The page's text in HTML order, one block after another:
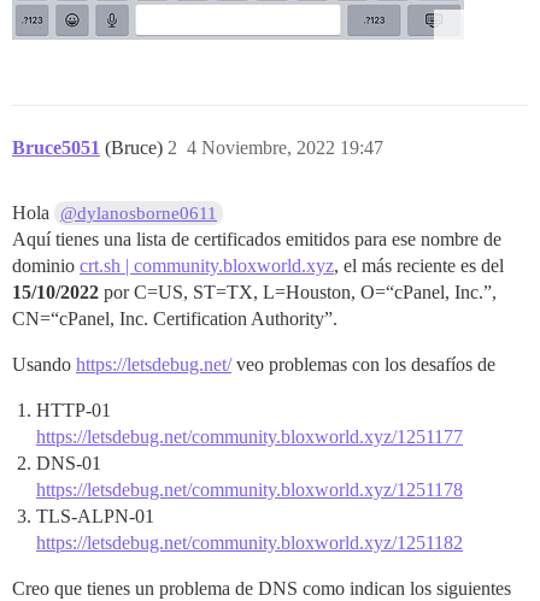
Bruce5051 (Bruce) 4 Noviembre, 2022 19:47
2
Hola @dylanosborne0611
Aquí tienes una lista de certificados emitidos para ese nombre de
dominio crt.sh | community.bloxworld.xyz, el más reciente es del
15/10/2022 por C=US, ST=TX, L=Houston, O=“cPanel, Inc.”,
CN=“cPanel, Inc. Certification Authority”.
Usando https://letsdebug.net/veo problemas con los desafíos de
HTTP-01
https://letsdebug.net/community.bloxworld.xyz/1251177
DNS-01
https://letsdebug.net/community.bloxworld.xyz/1251178
TLS-ALPN-01
https://letsdebug.net/community.bloxworld.xyz/1251182
Creo que tienes un problema de DNS como indican los siguientes